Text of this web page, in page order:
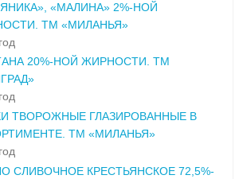
«МАЛИНА» 2%-НОЙ
ТМ «МИЛАНЬЯ»
20%-НОЙ ЖИРНОСТИ. ТМ
ТВОРОЖНЫЕ ГЛАЗИРОВАННЫЕ В
ТМ «МИЛАНЬЯ»
СЛИВОЧНОЕ КРЕСТЬЯНСКОЕ 72,5%-